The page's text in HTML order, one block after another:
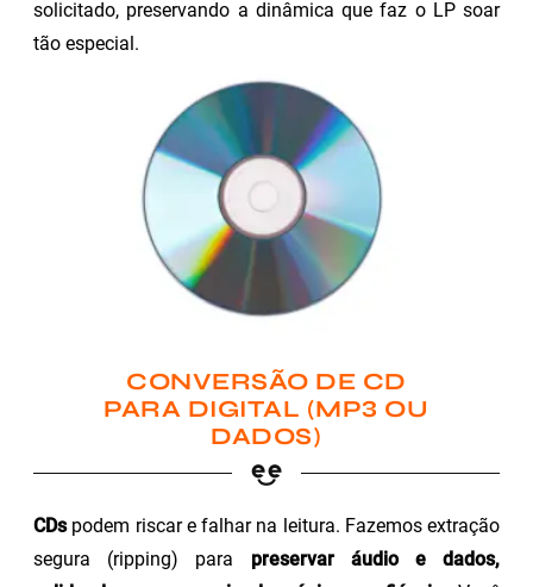
solicitado, preservando a dinâmica que faz o LP soar
tão especial.
CONVERSÃO DE CD
PARA DIGITAL (MP3 OU
DADOS)
CDspodem riscar e falhar na leitura. Fazemos extração
segura (ripping) para preservar áudio e dados,